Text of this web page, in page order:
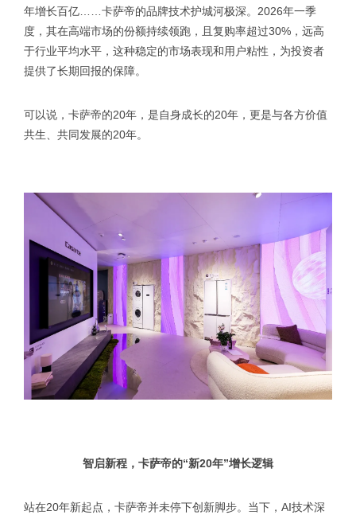
年增长百亿……卡萨帝的品牌技术护城河极深。2026年一季
度，其在高端市场的份额持续领跑，且复购率超过30%，远高
于行业平均水平，这种稳定的市场表现和用户粘性，为投资者
提供了长期回报的保障。
可以说，卡萨帝的20年，是自身成长的20年，更是与各方价值
共生、共同发展的20年。
智启新程，卡萨帝的“新20年”增长逻辑
站在20年新起点，卡萨帝并未停下创新脚步。当下，AI技术深